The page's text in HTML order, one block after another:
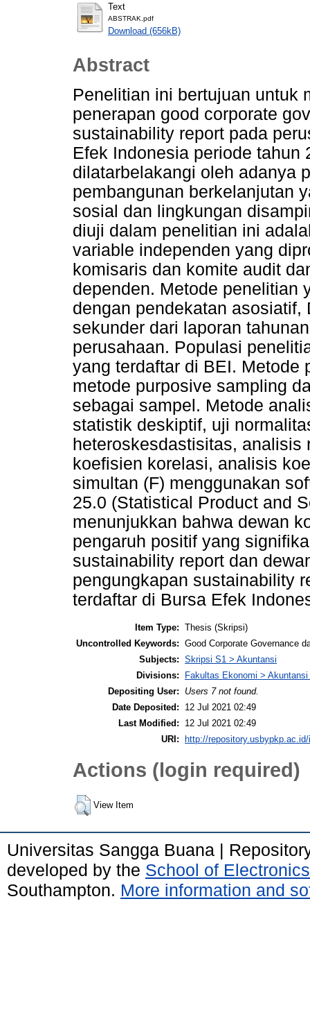
Text
ABSTRAK.pdf
Download (656kB)
Abstract
Penelitian ini bertujuan untuk
penerapan good corporate
sustainability report pada
Efek Indonesia periode tahun
dilatarbelakangi oleh adanya
pembangunan berkelanjutan
sosial dan lingkungan
diuji dalam penelitian ini
variable independen yang
komisaris dan komite audit
dependen. Metode penelitian
dengan pendekatan
sekunder dari laporan
perusahaan. Populasi
yang terdaftar di BEI. Metode
metode purposive sampling
sebagai sampel. Metode
statistik deskiptif, uji
heteroskesdastisitas,
koefisien korelasi, analisis
simultan (F) menggunakan
25.0 (Statistical Product and
menunjukkan bahwa dewan
pengaruh positif yang
sustainability report dan
pengungkapan sustainability
terdaftar di Bursa Efek
Item Type: Thesis (Skripsi)
Uncontrolled Keywords: Good Corporate Governance
Subjects: Skripsi S1 > Akuntansi
Divisions:
Fakultas Ekonomi > Akuntansi
Depositing User:
Users 7 not found.
Date Deposited:
12 Jul 2021 02:49
Last Modified:
12 Jul 2021 02:49
URI:
http://
Actions (login required)
View Item
Universitas Sangga Buana |
developed by the School of
Southampton. More information and